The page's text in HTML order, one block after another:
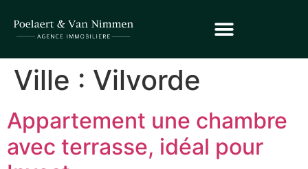
Ville : Vilvorde
Appartement une chambre
avec terrasse, idéal pour